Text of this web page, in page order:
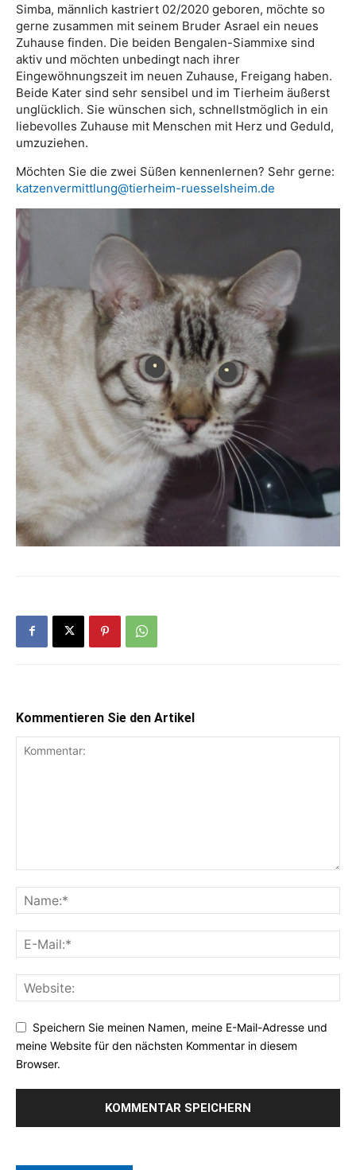
Simba, männlich kastriert 02/2020 geboren, möchte so
gerne zusammen mit seinem Bruder Asrael ein neues
Zuhause finden. Die beiden Bengalen-Siammixe sind
aktiv und möchten unbedingt nach ihrer
Eingewöhnungszeit im neuen Zuhause, Freigang haben.
Beide Kater sind sehr sensibel und im Tierheim äußerst
unglücklich. Sie wünschen sich, schnellstmöglich in ein
liebevolles Zuhause mit Menschen mit Herz und Geduld,
umzuziehen.
Möchten Sie die zwei Süßen kennenlernen? Sehr gerne:
katzenvermittlung@tierheim-ruesselsheim.de
Kommentieren Sie den Artikel
Speichern Sie meinen Namen, meine E-Mail-Adresse und
meine Website für den nächsten Kommentar in diesem
Browser.